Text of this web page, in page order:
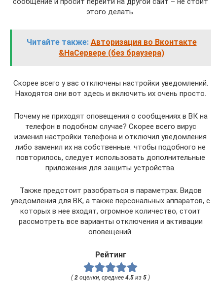
этого делать.
Читайте также: Авторизация во Вконтакте
&НаСервере (без браузера)
Скорее всего у вас отключены настройки уведомлений.
Находятся они вот здесь и включить их очень просто.
Почему не приходят оповещения о сообщениях в ВК на
телефон в подобном случае? Скорее всего вирус
изменил настройки телефона и отключил уведомления
либо заменил их на собственные. чтобы подобного не
повторилось, следует использовать дополнительные
приложения для защиты устройства.
Также предстоит разобраться в параметрах. Видов
уведомления для ВК, а также персональных аппаратов, с
которых в нее входят, огромное количество, стоит
рассмотреть все варианты отключения и активации
оповещений.
Рейтинг
( 2 оценки, среднее 4.5 из 5 )